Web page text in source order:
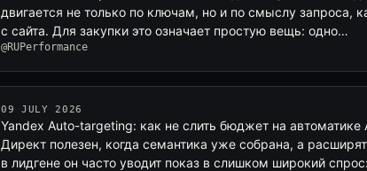
двигается не только по ключам, но и по смыслу запроса,
с сайта. Для закупки это означает простую вещь: одно…
@RUPerformance
09 JULY 2026
Yandex Auto-targeting: как не слить бюджет на автоматике
Директ полезен, когда семантика уже собрана, а
в лидгене он часто уводит показ в слишком широкий